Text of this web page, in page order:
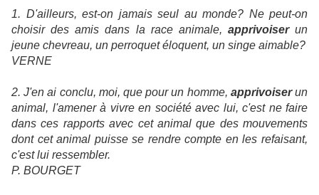
1. D'ailleurs, est-on jamais seul au monde? Ne peut-on
choisir des amis dans la race animale, apprivoiserun
jeune chevreau, un perroquet éloquent, un singe aimable?
VERNE
2. J'en ai conclu, moi, que pour un homme, apprivoiserun
animal, l'amener à vivre en société avec lui, c'est ne faire
dans ces rapports avec cet animal que des mouvements
dont cet animal puisse se rendre compte en les refaisant,
c'est lui ressembler.
P. BOURGET